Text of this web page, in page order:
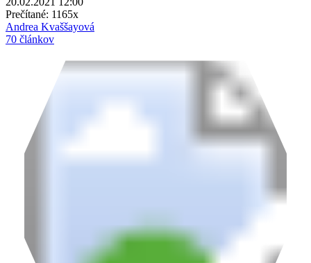
Prečítané: 1165x
Andrea Kvaššayová
70 článkov